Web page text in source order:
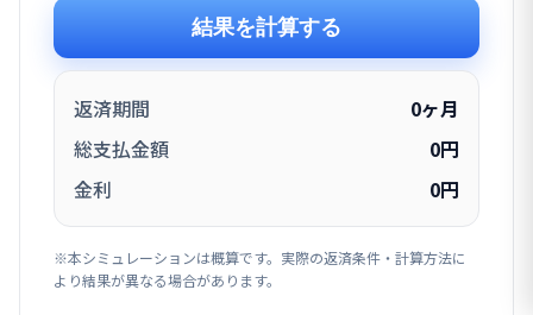
結果を計算する
返済期間 0ヶ月
総支払金額
0円
金利
0円
※本シミュレーションは概算です。実際の返済条件・計算方法に
より結果が異なる場合があります。